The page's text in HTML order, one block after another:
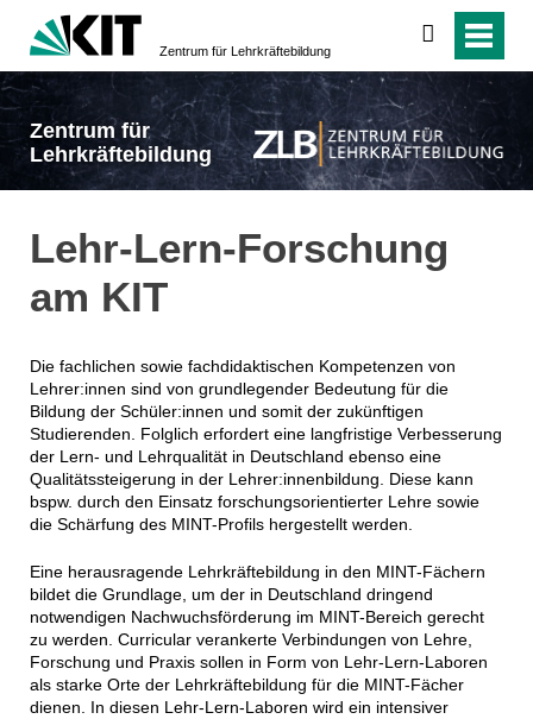
Zentrum für Lehrkräftebildung
suchen
Zentrum für
Lehrkräftebildung
Lehr-Lern-Forschung
am KIT
Die fachlichen sowie fachdidaktischen Kompetenzen von
Lehrer:innen sind von grundlegender Bedeutung für die
Bildung der Schüler:innen und somit der zukünftigen
Studierenden. Folglich erfordert eine langfristige Verbesserung
der Lern- und Lehrqualität in Deutschland ebenso eine
Qualitätssteigerung in der Lehrer:innenbildung. Diese kann
bspw. durch den Einsatz forschungsorientierter Lehre sowie
die Schärfung des MINT-Profils hergestellt werden.
Eine herausragende Lehrkräftebildung in den MINT-Fächern
bildet die Grundlage, um der in Deutschland dringend
notwendigen Nachwuchsförderung im MINT-Bereich gerecht
zu werden. Curricular verankerte Verbindungen von Lehre,
Forschung und Praxis sollen in Form von Lehr-Lern-Laboren
als starke Orte der Lehrkräftebildung für die MINT-Fächer
dienen. In diesen Lehr-Lern-Laboren wird ein intensiver